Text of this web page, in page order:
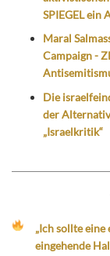
SPIEGEL ein
Maral
Campaign -
Die
der
„Israelkritik“
„Ich sollte
eingehende